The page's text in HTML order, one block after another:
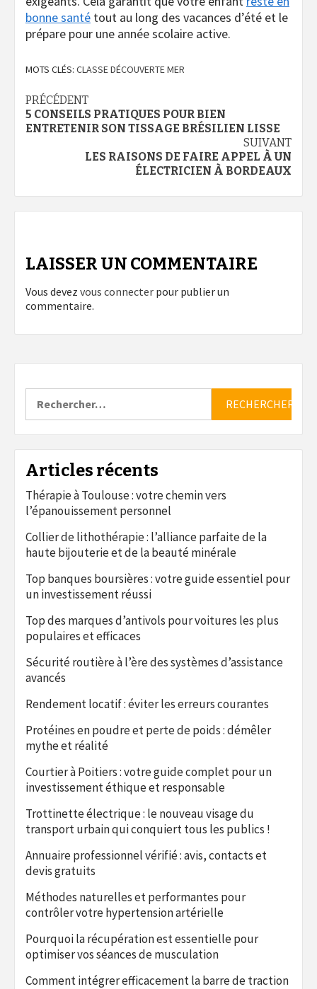
bonne santé tout au long des vacances d’été et le
prépare pour une année scolaire active.
MOTS CLÉS: CLASSE DÉCOUVERTE MER
Navigation
d’article
PRÉCÉDENT
5 CONSEILS PRATIQUES POUR BIEN
ENTRETENIR SON TISSAGE BRÉSILIEN LISSE
SUIVANT
LES RAISONS DE FAIRE APPEL À UN
ÉLECTRICIEN À BORDEAUX
LAISSER UN COMMENTAIRE
Vous devez vous connecter pour publier un
commentaire.
Articles récents
Thérapie à Toulouse : votre chemin vers
l’épanouissement personnel
Collier de lithothérapie : l’alliance parfaite de la
haute bijouterie et de la beauté minérale
Top banques boursières : votre guide essentiel pour
un investissement réussi
Top des marques d’antivols pour voitures les plus
populaires et efficaces
Sécurité routière à l’ère des systèmes d’assistance
avancés
Rendement locatif : éviter les erreurs courantes
Protéines en poudre et perte de poids : démêler
mythe et réalité
Courtier à Poitiers : votre guide complet pour un
investissement éthique et responsable
Trottinette électrique : le nouveau visage du
transport urbain qui conquiert tous les publics !
Annuaire professionnel vérifié : avis, contacts et
devis gratuits
Méthodes naturelles et performantes pour
contrôler votre hypertension artérielle
Pourquoi la récupération est essentielle pour
optimiser vos séances de musculation
Comment intégrer efficacement la barre de traction